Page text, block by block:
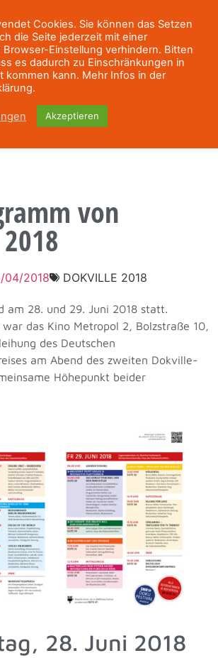
von
04/2018 DOKVILLE 2018
am 28. und 29. Juni 2018 statt.
das Kino Metropol 2, Bolzstraße 10,
des Deutschen
am Abend des zweiten Dokville-
Höhepunkt beider
28. Juni 2018
Cookies. Sie können das Setzen
die Seite jederzeit mit einer
Einstellung verhindern. Bitten
es dadurch zu Einschränkungen in
kommen kann. Mehr Infos in der
Akzeptieren